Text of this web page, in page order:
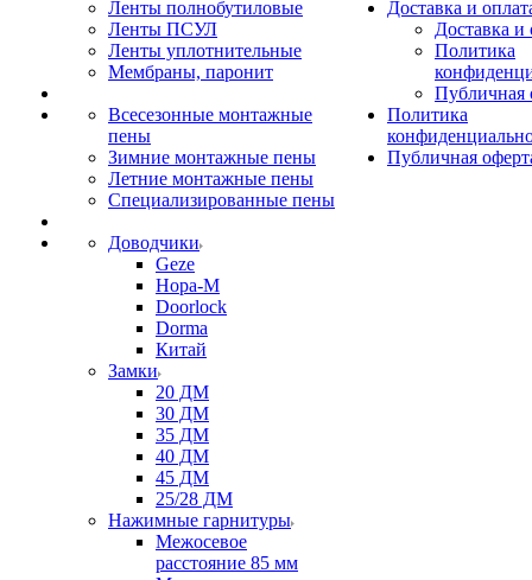
Ленты полнобутиловые
Ленты ПСУЛ
Ленты уплотнительные
Мембраны, паронит
Всесезонные монтажные
пены
Зимние монтажные пены
Летние монтажные пены
Специализированные пены
Доводчики
Geze
Нора-М
Doorlock
Dorma
Китай
Замки
20 ДМ
30 ДМ
35 ДМ
40 ДМ
45 ДМ
25/28 ДМ
Нажимные гарнитуры
Межосевое
расстояние 85 мм
Доставка и
Доставка и
Политика
Публичная
Политика
Публичная